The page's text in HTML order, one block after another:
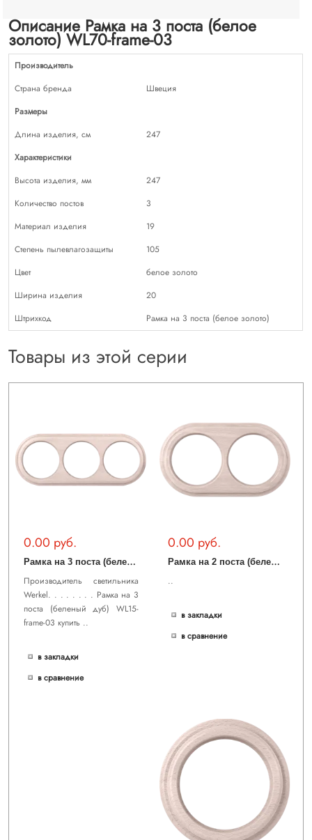
Описание Рамка на 3 поста (белое
золото) WL70-frame-03
Производитель
Страна бренда
Швеция
Размеры
Длина изделия, см
247
Характеристики
Высота изделия, мм
247
Количество постов
3
Материал изделия
19
Степень пылевлагозащиты
105
Цвет
белое золото
Ширина изделия
20
Штрихкод
Рамка на 3 поста (белое золото)
Товары из этой серии
0.00 руб.
Р
амка на 3 поста (беленый дуб) WL15-frame-03
Производитель светильника
Werkel. . . . . . . . Рамка на 3
поста (беленый дуб) WL15-
frame-03 купить ..
в закладки
в сравнение
0.00 руб.
Р
амка на 2 поста (беленый дуб) WL15-frame-02
..
в закладки
в сравнение